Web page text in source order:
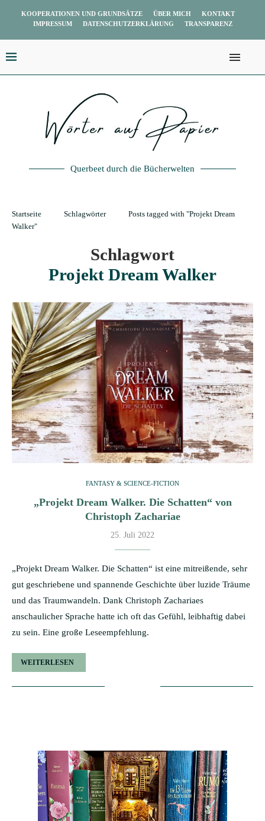
KOOPERATIONEN UND GRUNDSÄTZE ÜBER MICH
KONTAKT
IMPRESSUM
DATENSCHUTZERKLÄRUNG TRANSPARENZ
Querbeet durch die Bücherwelten
Startseite Schlagwörter
Posts tagged with "Projekt Dream
Walker"
Schlagwort
Projekt Dream Walker
FANTASY & SCIENCE-FICTION
„Projekt Dream Walker. Die Schatten“ von
Christoph Zachariae
25. Juli 2022
„Projekt Dream Walker. Die Schatten“ ist eine mitreißende, sehr
gut geschriebene und spannende Geschichte über luzide Träume
und das Traumwandeln. Dank Christoph Zachariaes
anschaulicher Sprache hatte ich oft das Gefühl, leibhaftig dabei
zu sein. Eine große Leseempfehlung.
WEITERLESEN